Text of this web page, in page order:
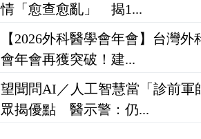
情「愈查愈亂」 揭1...
【2026外科醫學會年會】台灣外
會年會再獲突破！建...
望聞問AI／人工智慧當「診前軍
眾揭優點 醫示警：仍...